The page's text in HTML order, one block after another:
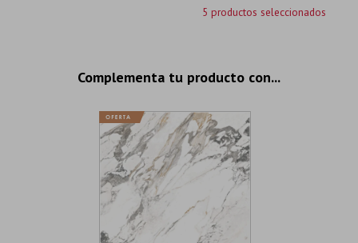
5 productos seleccionados
Complementa tu producto con...